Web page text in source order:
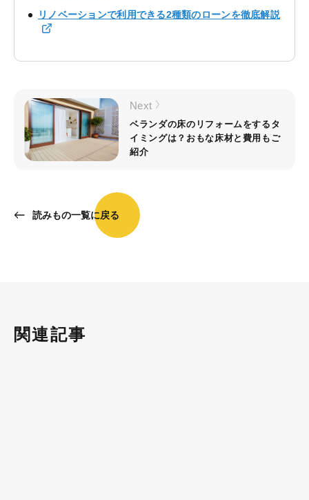
リノベーションで利用できる2種類のローンを徹底解説
読みもの一覧に戻る
Next
ベランダの床のリフォームをするタ
イミングは？おもな床材と費用もご
紹介
関連記事